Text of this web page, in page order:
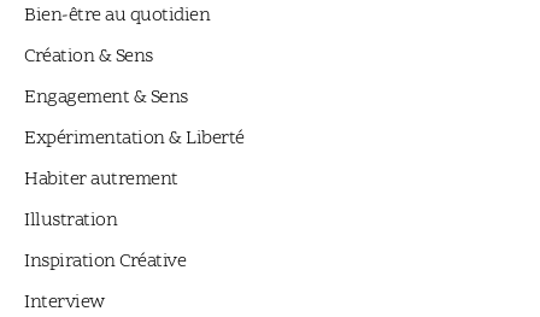
Bien-être au quotidien
Création & Sens
Engagement & Sens
Expérimentation & Liberté
Habiter autrement
Illustration
Inspiration Créative
Interview